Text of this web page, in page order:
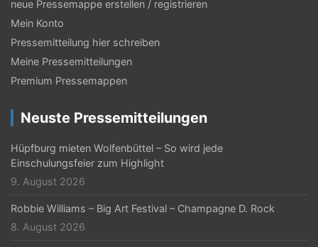
neue Pressemappe erstellen / registrieren
Mein Konto
Pressemitteilung hier schreiben
Meine Pressemitteilungen
Premium Pressemappen
Neuste Pressemitteilungen
Hüpfburg mieten Wolfenbüttel – So wird jede
Einschulungsfeier zum Highlight
9. August 2026
Robbie Williams – Big Art Festival – Champagne D. Rock
8. August 2026